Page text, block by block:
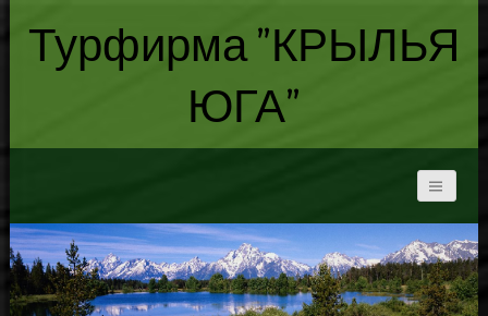
Турфирма "КРЫЛЬЯ
ЮГА"